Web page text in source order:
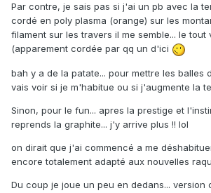
Par contre, je sais pas si j'ai un pb avec la
cordé en poly plasma (orange) sur les
filament sur les travers il me semble... le tout
(apparement cordée par qq un d'ici
bah y a de la patate... pour mettre les balles
vais voir si je m'habitue ou si j'augmente la
Sinon, pour le fun... apres la prestige et
reprends la graphite... j'y arrive plus !! lol
on dirait que j'ai commencé a me
encore totalement adapté aux nouvelles
Du coup je joue un peu en dedans... version